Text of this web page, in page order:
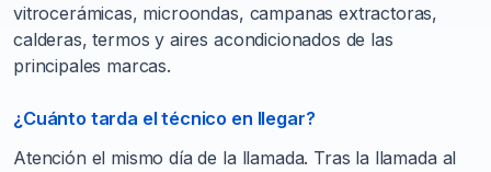
vitrocerámicas, microondas, campanas extractoras,
calderas, termos y aires acondicionados de las
principales marcas.
¿Cuánto tarda el técnico en llegar?
Atención el mismo día de la llamada. Tras la llamada al